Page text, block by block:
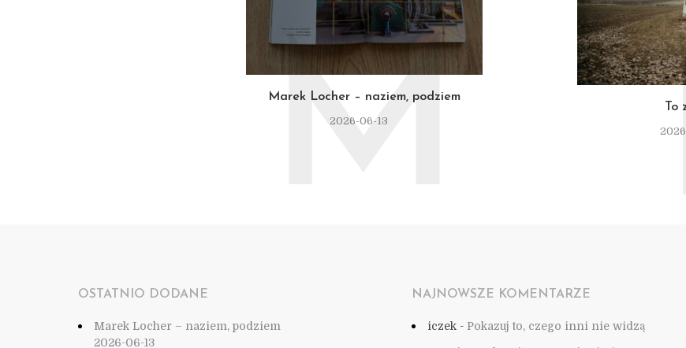
Marek Locher – naziem, podziem
2026-06-13
M
OSTATNIO DODANE
Marek Locher – naziem, podziem
2026-06-13
NAJNOWSZE KOMENTARZE
iczek- Pokazuj to, czego inni nie widzą